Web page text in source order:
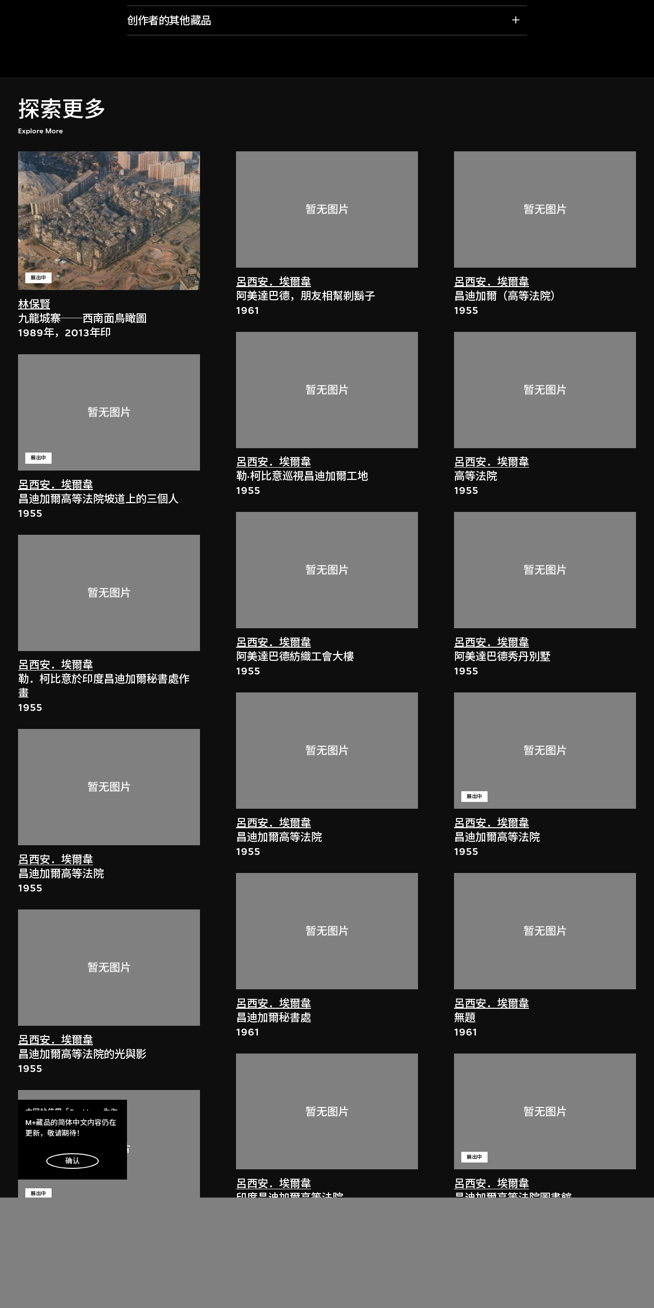
创作者的其他藏品
探索更多
Explore More
林保賢
展出中
九龍城寨──西南面鳥瞰圖
1989年，2013年印
呂西安．埃爾韋
展出中
昌迪加爾高等法院坡道上的三個人
1955
呂西安．埃爾韋
勒．柯比意於印度昌迪加爾秘書處作
畫
1955
呂西安．埃爾韋
昌迪加爾高等法院
1955
呂西安．埃爾韋
昌迪加爾高等法院的光與影
1955
展出中
呂西安．埃爾韋
阿美達巴德，朋友相幫剃鬍子
1961
呂西安．埃爾韋
勒·柯比意巡視昌迪加爾工地
1955
呂西安．埃爾韋
阿美達巴德紡織工會大樓
1955
呂西安．埃爾韋
昌迪加爾高等法院
1955
呂西安．埃爾韋
昌迪加爾秘書處
1961
呂西安．埃爾韋
印度昌迪加爾高等法院
呂西安．埃爾韋
昌迪加爾（高等法院）
1955
呂西安．埃爾韋
高等法院
1955
呂西安．埃爾韋
阿美達巴德秀丹別墅
1955
呂西安．埃爾韋
展出中
昌迪加爾高等法院
1955
呂西安．埃爾韋
無題
1961
呂西安．埃爾韋
展出中
昌迪加爾高等法院圖書館
本网站使用「Cookies」为你
提供最好的网站体验。
了解更多
明白
M+藏品的简体中文内容仍在
更新，敬请期待！
确认